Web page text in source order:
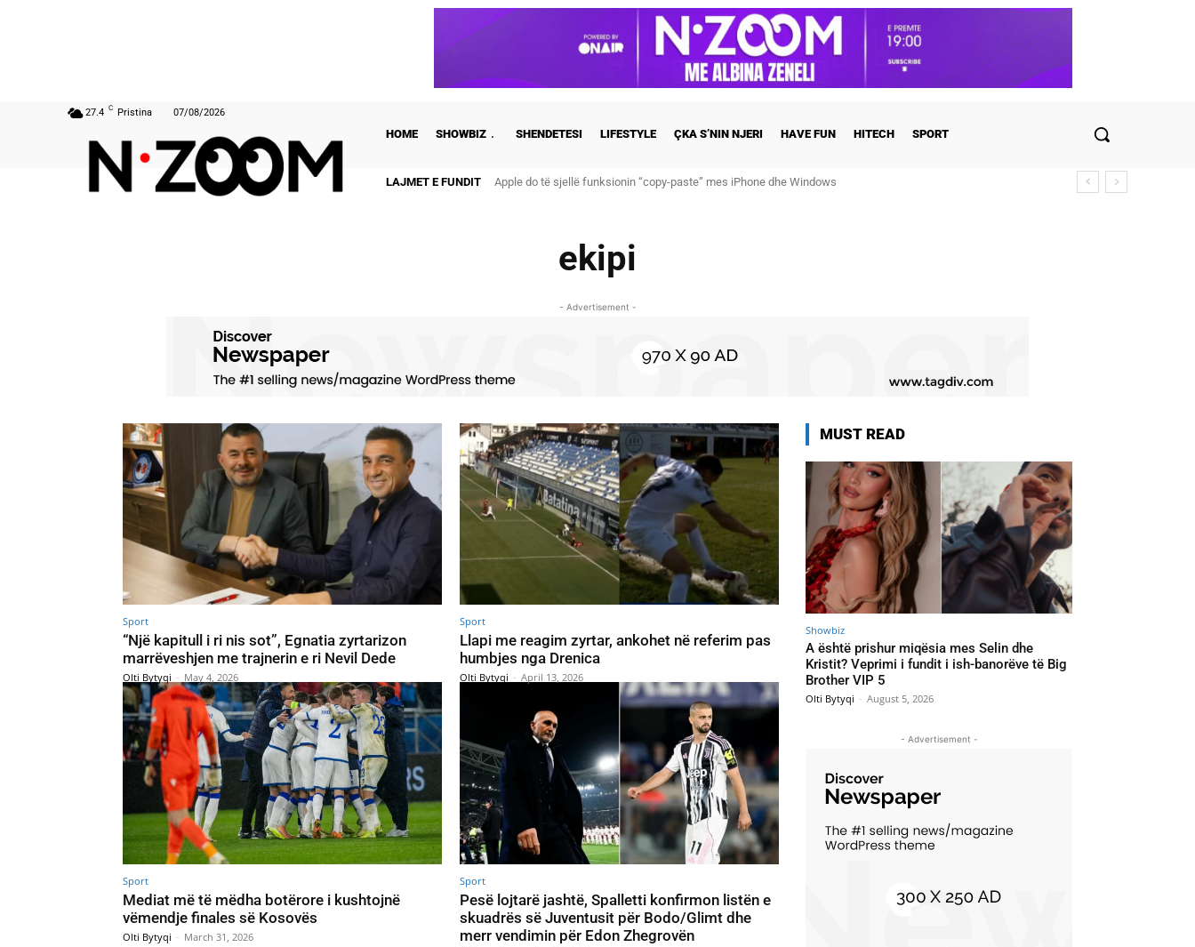
27.4 C Pristina 07/08/2026
HOME SHOWBIZ SHENDETESI LIFESTYLE ÇKA S’NIN NJERI HAVE FUN HITECH SPORT
LAJMET E FUNDIT Apple do të sjellë funksionin “copy-paste” mes iPhone dhe Windows
Cristiano Ronaldo dhe Georgina martohen këtë të shtunë, zbulohen detajet
ekipi
- Advertisement -
Sport
“Një kapitull i ri nis sot”, Egnatia zyrtarizon
marrëveshjen me trajnerin e ri Nevil Dede
Olti Bytyqi - May 4, 2026
Sport
Llapi me reagim zyrtar, ankohet në referim pas
humbjes nga Drenica
Olti Bytyqi - April 13, 2026
Sport
Mediat më të mëdha botërore i kushtojnë
vëmendje finales së Kosovës
Olti Bytyqi - March 31, 2026
Sport
Pesë lojtarë jashtë, Spalletti konfirmon listën e
skuadrës së Juventusit për Bodo/Glimt dhe
merr vendimin për Edon Zhegrovën
MUST READ
Showbiz
A është prishur miqësia mes Selin dhe
Kristit? Veprimi i fundit i ish-banorëve të Big
Brother VIP 5
Olti Bytyqi - August 5, 2026
- Advertisement -